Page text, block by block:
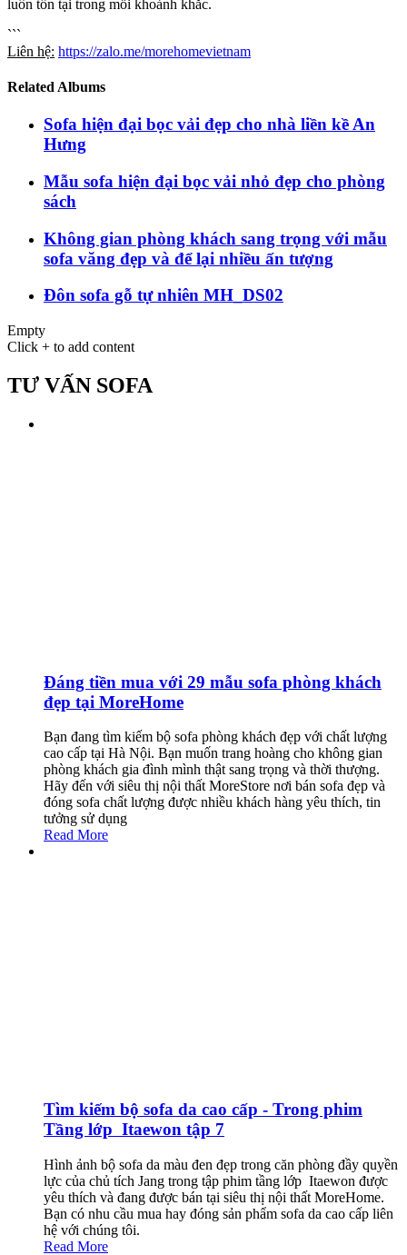
luôn tồn tại trong mỗi khoảnh khắc.
```
Liên hệ: https://zalo.me/morehomevietnam
Related Albums
Sofa hiện đại bọc vải đẹp cho nhà liền kề An
Hưng
Mẫu sofa hiện đại bọc vải nhỏ đẹp cho phòng
sách
Không gian phòng khách sang trọng với mẫu
sofa văng đẹp và để lại nhiều ấn tượng
Đôn sofa gỗ tự nhiên MH_DS02
Empty
Click + to add content
TƯ VẤN SOFA
Đáng tiền mua với 29 mẫu sofa phòng khách
đẹp tại MoreHome
Bạn đang tìm kiếm bộ sofa phòng khách đẹp với chất lượng
cao cấp tại Hà Nội. Bạn muốn trang hoàng cho không gian
phòng khách gia đình mình thật sang trọng và thời thượng.
Hãy đến với siêu thị nội thất MoreStore nơi bán sofa đẹp và
đóng sofa chất lượng được nhiều khách hàng yêu thích, tin
tưởng sử dụng
Read More
Tìm kiếm bộ sofa da cao cấp - Trong phim
Tầng lớp Itaewon tập 7
Hình ảnh bộ sofa da màu đen đẹp trong căn phòng đầy quyền
lực của chủ tích Jang trong tập phim tầng lớp Itaewon được
yêu thích và đang được bán tại siêu thị nội thất MoreHome.
Bạn có nhu cầu mua hay đóng sản phẩm sofa da cao cấp liên
hệ với chúng tôi.
Read More